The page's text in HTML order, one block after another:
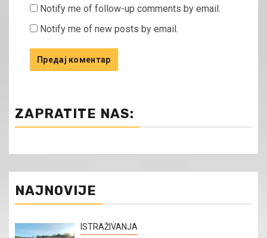
Notify me of follow-up comments by email.
Notify me of new posts by email.
ZAPRATITE NAS:
NAJNOVIJE
ISTRAŽIVANJA